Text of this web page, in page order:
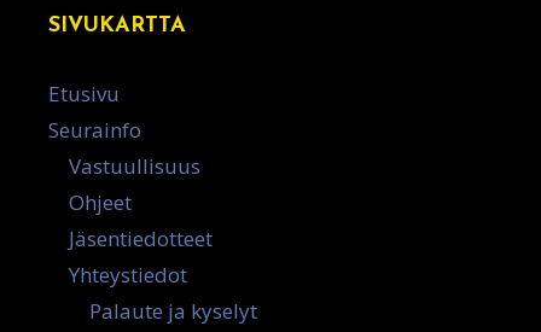
SIVUKARTTA
Etusivu
Seurainfo
Vastuullisuus
Ohjeet
Jäsentiedotteet
Yhteystiedot
Palaute ja kyselyt